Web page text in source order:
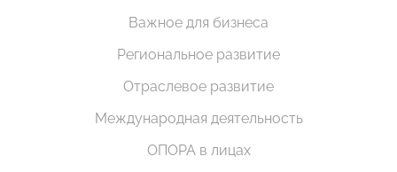
Важное для бизнеса
Региональное развитие
Отраслевое развитие
Международная деятельность
ОПОРА в лицах